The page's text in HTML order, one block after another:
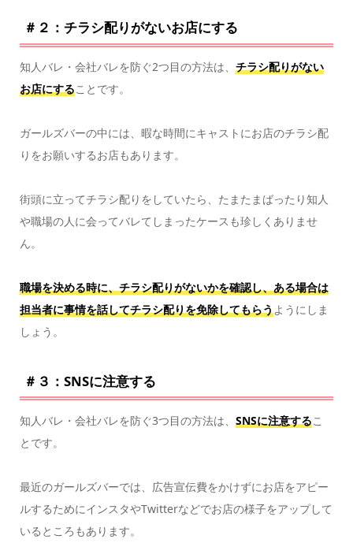
＃２：チラシ配りがないお店にする
知人バレ・会社バレを防ぐ2つ目の方法は、 チラシ配りがない
お店にすることです。
ガールズバーの中には、暇な時間にキャストにお店のチラシ配
りをお願いするお店もあります。
街頭に立ってチラシ配りをしていたら、たまたまばったり知人
や職場の人に会ってバレてしまったケースも珍しくありませ
ん。
職場を決める時に、チラシ配りがないかを確認し、ある場合は
担当者に事情を話してチラシ配りを免除してもらうようにしま
しょう。
＃３：SNSに注意する
知人バレ・会社バレを防ぐ3つ目の方法は、 SNSに注意するこ
とです。
最近のガールズバーでは、広告宣伝費をかけずにお店をアピー
ルするためにインスタやTwitterなどでお店の様子をアップして
いるところもあります。